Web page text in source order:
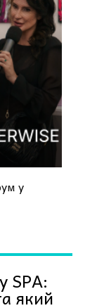
у
SPA:
який